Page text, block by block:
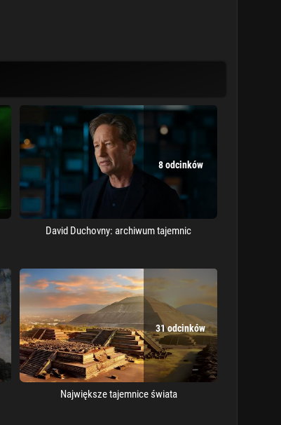
8 odcinków
David Duchovny: archiwum tajemnic
31 odcinków
Największe tajemnice świata